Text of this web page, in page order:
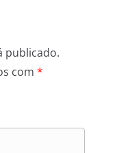
publicado.
com *